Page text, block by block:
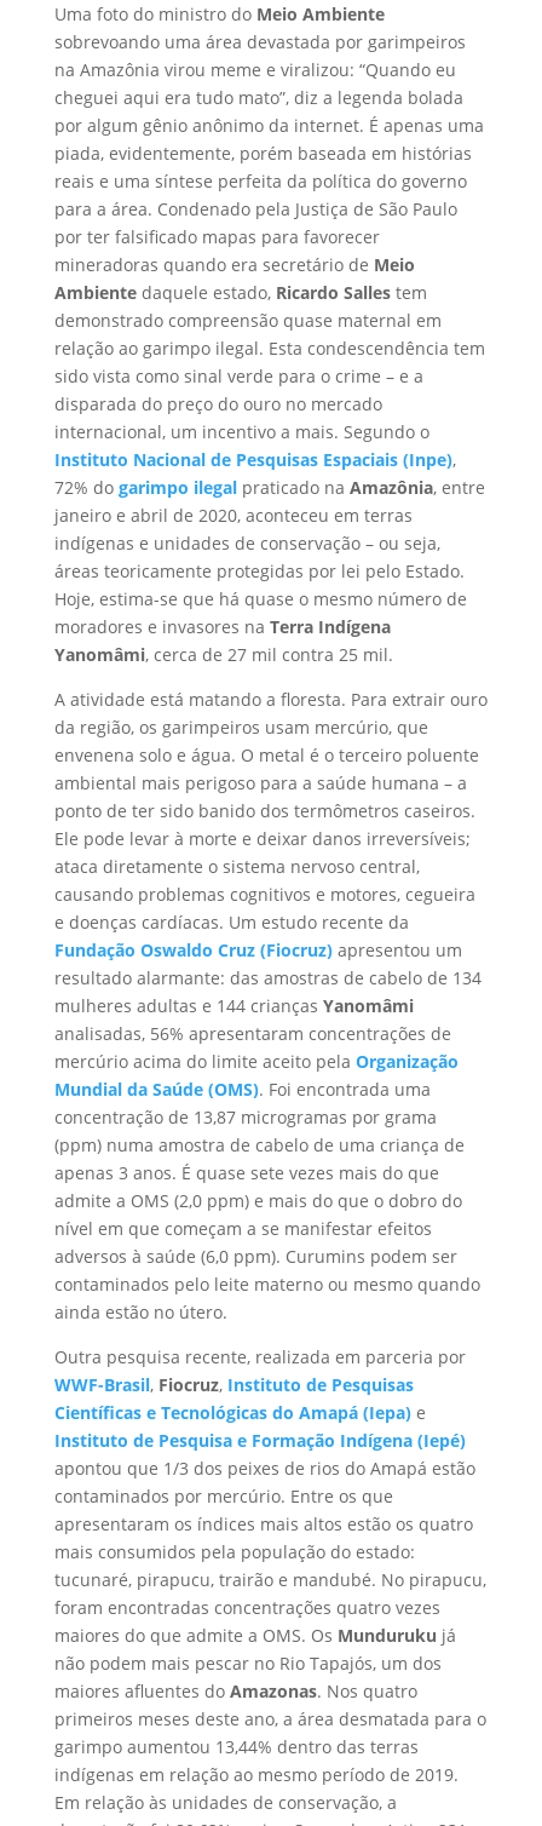
Uma foto do ministro do Meio Ambiente
sobrevoando uma área devastada por garimpeiros
na Amazônia virou meme e viralizou: “Quando eu
cheguei aqui era tudo mato”, diz a legenda bolada
por algum gênio anônimo da internet. É apenas uma
piada, evidentemente, porém baseada em histórias
reais e uma síntese perfeita da política do governo
para a área. Condenado pela Justiça de São Paulo
por ter falsificado mapas para favorecer
mineradoras quando era secretário de Meio
Ambientedaquele estado, Ricardo Sallestem
demonstrado compreensão quase maternal em
relação ao garimpo ilegal. Esta condescendência tem
sido vista como sinal verde para o crime – e a
disparada do preço do ouro no mercado
internacional, um incentivo a mais. Segundo o
Instituto Nacional de Pesquisas Espaciais (Inpe),
72% do garimpo ilegalpraticado na Amazônia, entre
janeiro e abril de 2020, aconteceu em terras
indígenas e unidades de conservação – ou seja,
áreas teoricamente protegidas por lei pelo Estado.
Hoje, estima-se que há quase o mesmo número de
moradores e invasores na Terra Indígena
Yanomâmi, cerca de 27 mil contra 25 mil.
A atividade está matando a floresta. Para extrair ouro
da região, os garimpeiros usam mercúrio, que
envenena solo e água. O metal é o terceiro poluente
ambiental mais perigoso para a saúde humana – a
ponto de ter sido banido dos termômetros caseiros.
Ele pode levar à morte e deixar danos irreversíveis;
ataca diretamente o sistema nervoso central,
causando problemas cognitivos e motores, cegueira
e doenças cardíacas. Um estudo recente da
Fundação Oswaldo Cruz (Fiocruz)apresentou um
resultado alarmante: das amostras de cabelo de 134
mulheres adultas e 144 crianças Yanomâmi
analisadas, 56% apresentaram concentrações de
mercúrio acima do limite aceito pela Organização
Mundial da Saúde (OMS). Foi encontrada uma
concentração de 13,87 microgramas por grama
(ppm) numa amostra de cabelo de uma criança de
apenas 3 anos. É quase sete vezes mais do que
admite a OMS (2,0 ppm) e mais do que o dobro do
nível em que começam a se manifestar efeitos
adversos à saúde (6,0 ppm). Curumins podem ser
contaminados pelo leite materno ou mesmo quando
ainda estão no útero.
Outra pesquisa recente, realizada em parceria por
WWF-Brasil, Fiocruz, Instituto de Pesquisas
Científicas e Tecnológicas do Amapá (Iepa)e
Instituto de Pesquisa e Formação Indígena (Iepé)
apontou que 1/3 dos peixes de rios do Amapá estão
contaminados por mercúrio. Entre os que
apresentaram os índices mais altos estão os quatro
mais consumidos pela população do estado:
tucunaré, pirapucu, trairão e mandubé. No pirapucu,
foram encontradas concentrações quatro vezes
maiores do que admite a OMS. Os Munduruku já
não podem mais pescar no Rio Tapajós, um dos
maiores afluentes do Amazonas. Nos quatro
primeiros meses deste ano, a área desmatada para o
garimpo aumentou 13,44% dentro das terras
indígenas em relação ao mesmo período de 2019.
Em relação às unidades de conservação, a